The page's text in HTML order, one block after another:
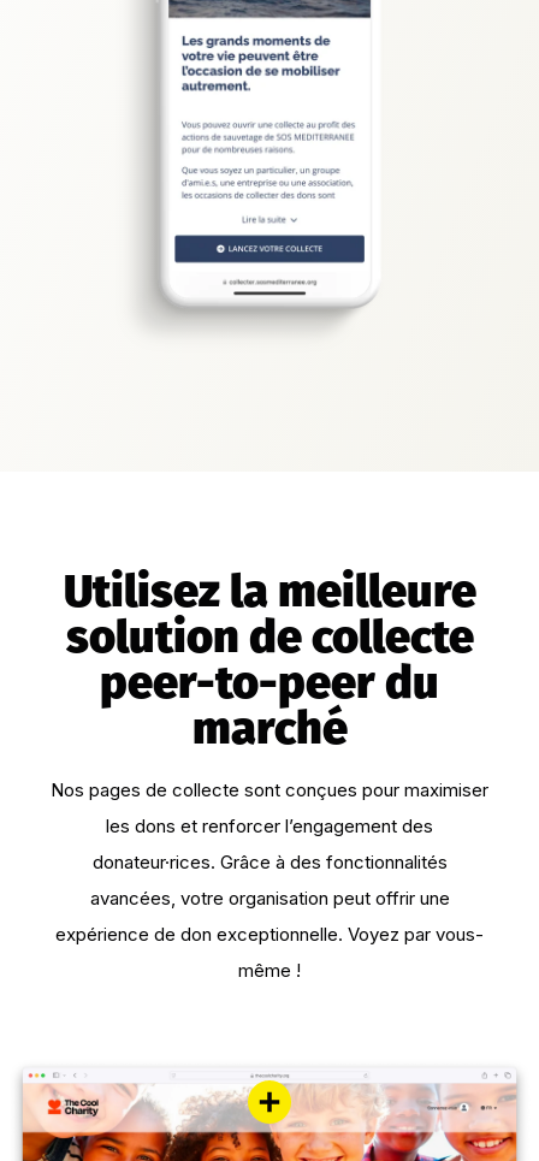
Utilisez la meilleure
solution de collecte
peer-to-peer du
marché
Nos pages de collecte sont conçues pour maximiser
les dons et renforcer l’engagement des
donateur·rices. Grâce à des fonctionnalités
avancées, votre organisation peut offrir une
expérience de don exceptionnelle. Voyez par vous-
même !